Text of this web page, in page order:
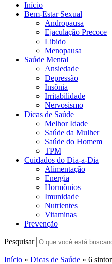
Início
Bem-Estar Sexual
Andropausa
Ejaculação Precoce
Libido
Menopausa
Saúde Mental
Ansiedade
Depressão
Insônia
Irritabilidade
Nervosismo
Dicas de Saúde
Melhor Idade
Saúde da Mulher
Saúde do Homem
TPM
Cuidados do Dia-a-Dia
Alimentação
Energia
Hormônios
Imunidade
Nutrientes
Vitaminas
Prevenção
Pesquisar
Início » Dicas de Saúde » 6